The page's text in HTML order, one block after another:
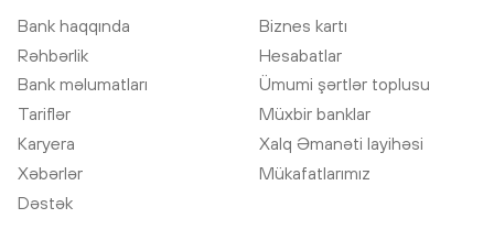
Bank haqqında
Biznes kartı
Rəhbərlik
Hesabatlar
Bank məlumatları
Ümumi şərtlər toplusu
Tariflər
Müxbir banklar
Karyera
Xalq Əmanəti layihəsi
Xəbərlər
Mükafatlarımız
Dəstək